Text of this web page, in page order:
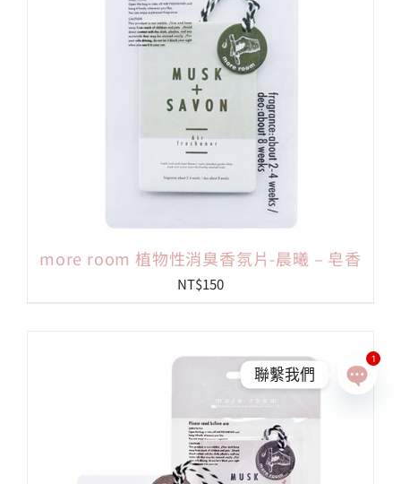
more room 植物性消臭香氛片-晨曦 – 皂香
NT$150
聯繫我們
1